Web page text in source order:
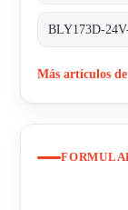
Más artículos